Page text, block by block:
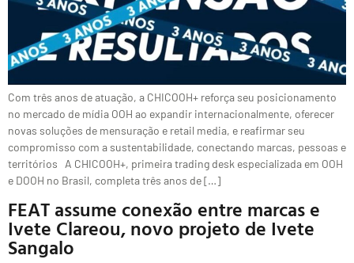
Com três anos de atuação, a CHICOOH+ reforça seu posicionamento
no mercado de mídia OOH ao expandir internacionalmente, oferecer
novas soluções de mensuração e retail media, e reafirmar seu
compromisso com a sustentabilidade, conectando marcas, pessoas e
territórios A CHICOOH+, primeira trading desk especializada em OOH
e DOOH no Brasil, completa três anos de […]
FEAT assume conexão entre marcas e
Ivete Clareou, novo projeto de Ivete
Sangalo